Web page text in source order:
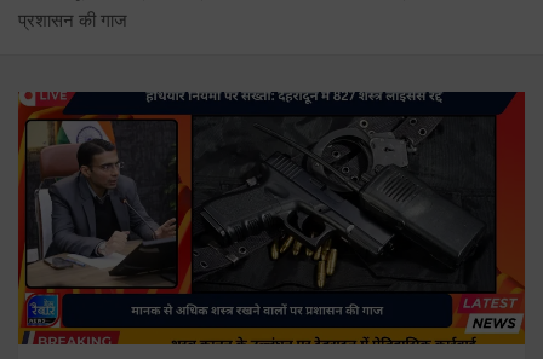
प्रशासन की गाज